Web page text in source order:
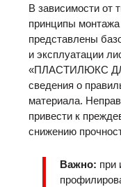
В зависимости от
принципы
представлены
и эксплуатации
«ПЛАСТИЛЮКС
сведения о
материала.
привести к
снижению
Важно: при